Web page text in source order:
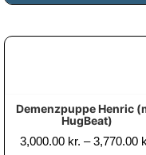
Demenzpuppe Henric
HugBeat)
3,000.00 kr. –3,770.00